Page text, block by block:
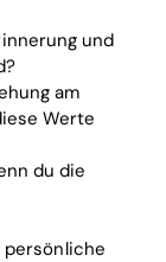
und
am
Werte
du die
persönliche